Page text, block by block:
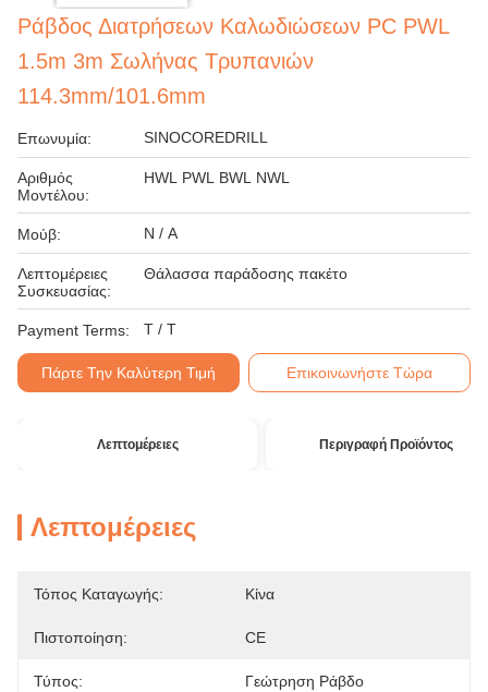
Ράβδος Διατρήσεων Καλωδιώσεων PC PWL
1.5m 3m Σωλήνας Τρυπανιών
114.3mm/101.6mm
Επωνυμία: SINOCOREDRILL
Αριθμός
Μοντέλου:
HWL PWL BWL NWL
Μούβ: N / A
Λεπτομέρειες
Συσκευασίας:
Θάλασσα παράδοσης πακέτο
Payment Terms: T / T
Πάρτε Την Καλύτερη Τιμή Επικοινωνήστε Τώρα
Λεπτομέρειες Περιγραφή Προϊόντος
Λεπτομέρειες
Τόπος Καταγωγής: Κίνα
Πιστοποίηση: CE
Τύπος: Γεώτρηση Ράβδο